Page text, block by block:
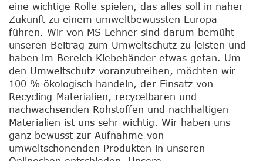
eine wichtige Rolle spielen, das alles soll in naher
Zukunft zu einem umweltbewussten Europa
führen. Wir von MS Lehner sind darum bemüht
unseren Beitrag zum Umweltschutz zu leisten und
haben im Bereich Klebebänder etwas getan. Um
den Umweltschutz voranzutreiben, möchten wir
100 % ökologisch handeln, der Einsatz von
Recycling-Materialien, recycelbaren und
nachwachsenden Rohstoffen und nachhaltigen
Materialien ist uns sehr wichtig. Wir haben uns
ganz bewusst zur Aufnahme von
umweltschonenden Produkten in unseren